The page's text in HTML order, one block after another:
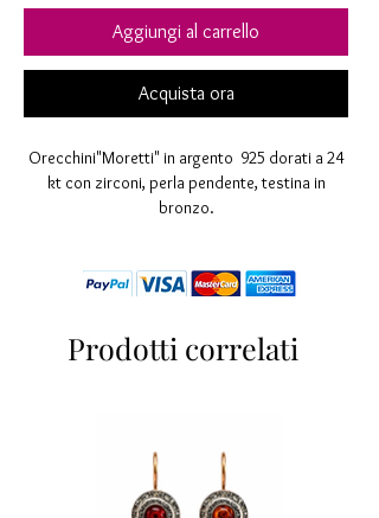
Aggiungi al carrello
Acquista ora
Orecchini"Moretti" in argento 925 dorati a 24
kt con zirconi, perla pendente, testina in
bronzo.
Eventuali imperfezioni rendono l' oggetto
lavorazione esclusivamente artigiana
Prodotti correlati